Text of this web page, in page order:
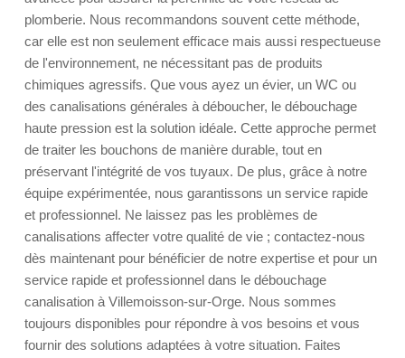
plomberie. Nous recommandons souvent cette méthode,
car elle est non seulement efficace mais aussi respectueuse
de l'environnement, ne nécessitant pas de produits
chimiques agressifs. Que vous ayez un évier, un WC ou
des canalisations générales à déboucher, le débouchage
haute pression est la solution idéale. Cette approche permet
de traiter les bouchons de manière durable, tout en
préservant l'intégrité de vos tuyaux. De plus, grâce à notre
équipe expérimentée, nous garantissons un service rapide
et professionnel. Ne laissez pas les problèmes de
canalisations affecter votre qualité de vie ; contactez-nous
dès maintenant pour bénéficier de notre expertise et pour un
service rapide et professionnel dans le débouchage
canalisation à Villemoisson-sur-Orge. Nous sommes
toujours disponibles pour répondre à vos besoins et vous
fournir des solutions adaptées à votre situation. Faites